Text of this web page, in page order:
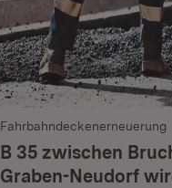
Fahrbahndeckenerneuerung
B 35 zwischen
Graben-Neudorf